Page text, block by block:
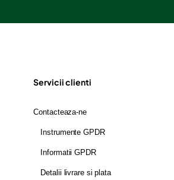
Servicii clienti
Contacteaza-ne
Instrumente GPDR
Informatii GPDR
Detalii livrare si plata